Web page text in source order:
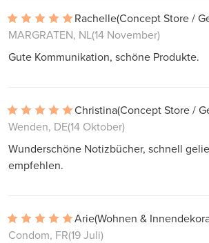
Rachelle(Concept Store /
MARGRATEN, NL(14 November)
Gute Kommunikation, schöne Produkte.
Christina(Concept Store /
Wenden, DE(14 Oktober)
Wunderschöne Notizbücher, schnell
empfehlen.
Arie(Wohnen &
Condom, FR(19 Juli)